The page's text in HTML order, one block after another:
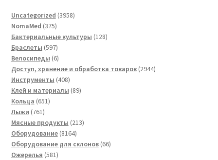
Uncategorized 39583958
NomaMed 375375
товаров
Бактериальные культуры 128128
Браслеты 597597
товаров
Велосипеды 66
товаров
Доступ, хранение и обработка товаров 29442944
Инструменты 408408
товаров
Клей и материалы 8989
Кольца 651651
Лыжи 761761
товар
Мясные продукты 213213
Оборудование 81648164
товара
Оборудование для склонов 6666
Ожерелья 581581